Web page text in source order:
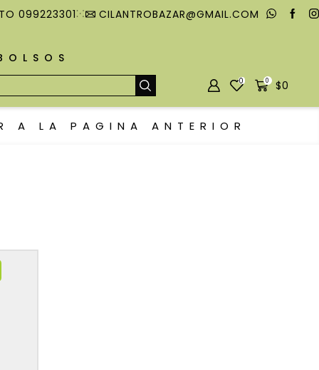
099223301
CILANTROBAZAR@GMAIL.COM
0 0 $0
A LA PAGINA ANTERIOR